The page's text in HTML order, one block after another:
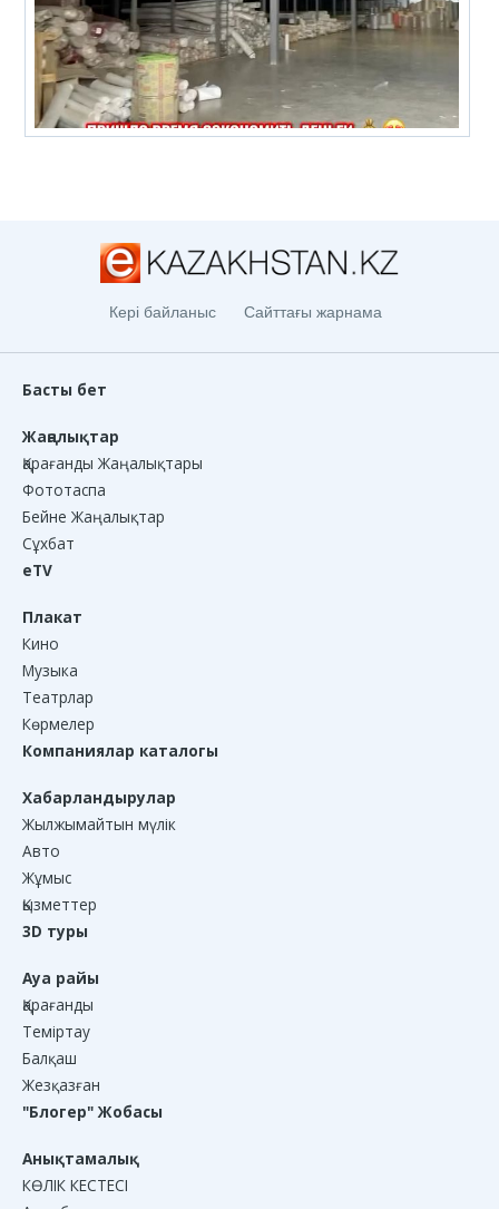
Кері байланыс Сайттағы жарнама
Басты бет
Жаңалықтар
Қарағанды Жаңалықтары
Фототаспа
Бейне Жаңалықтар
Сұхбат
eTV
Плакат
Кино
Музыка
Театрлар
Көрмелер
Компаниялар каталогы
Хабарландырулар
Жылжымайтын мүлік
Авто
Жұмыс
Қызметтер
3D туры
Ауа райы
Қарағанды
Теміртау
Балқаш
Жезқазған
"Блогер" Жобасы
Анықтамалық
КӨЛІК КЕСТЕСІ